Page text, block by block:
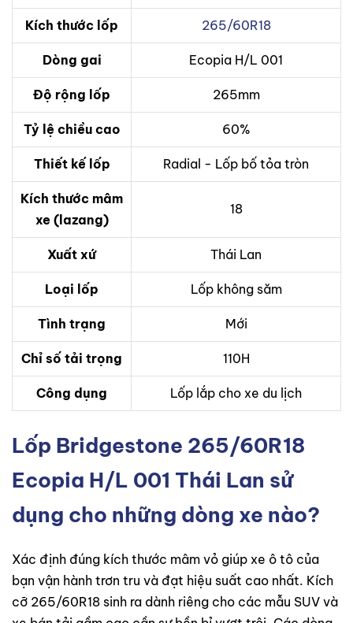
Kích thước lốp 265/60R18
Dòng gai Ecopia H/L 001
Độ rộng lốp 265mm
Tỷ lệ chiều cao 60%
Thiết kế lốp Radial - Lốp bố tỏa tròn
Kích thước mâm
xe (lazang)
18
Xuất xứ Thái Lan
Loại lốp Lốp không săm
Tình trạng Mới
Chỉ số tải trọng 110H
Công dụng Lốp lắp cho xe du lịch
Lốp Bridgestone 265/60R18
Ecopia H/L 001 Thái Lan sử
dụng cho những dòng xe nào?
Xác định đúng kích thước mâm vỏ giúp xe ô tô của
bạn vận hành trơn tru và đạt hiệu suất cao nhất. Kích
cỡ 265/60R18 sinh ra dành riêng cho các mẫu SUV và